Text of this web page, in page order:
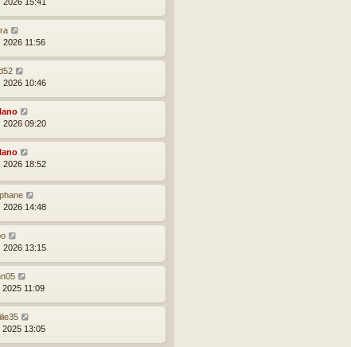
2026 11:56
2026 10:46
2026 09:20
2026 18:52
2026 14:48
2026 13:15
11:09
2025 13:05